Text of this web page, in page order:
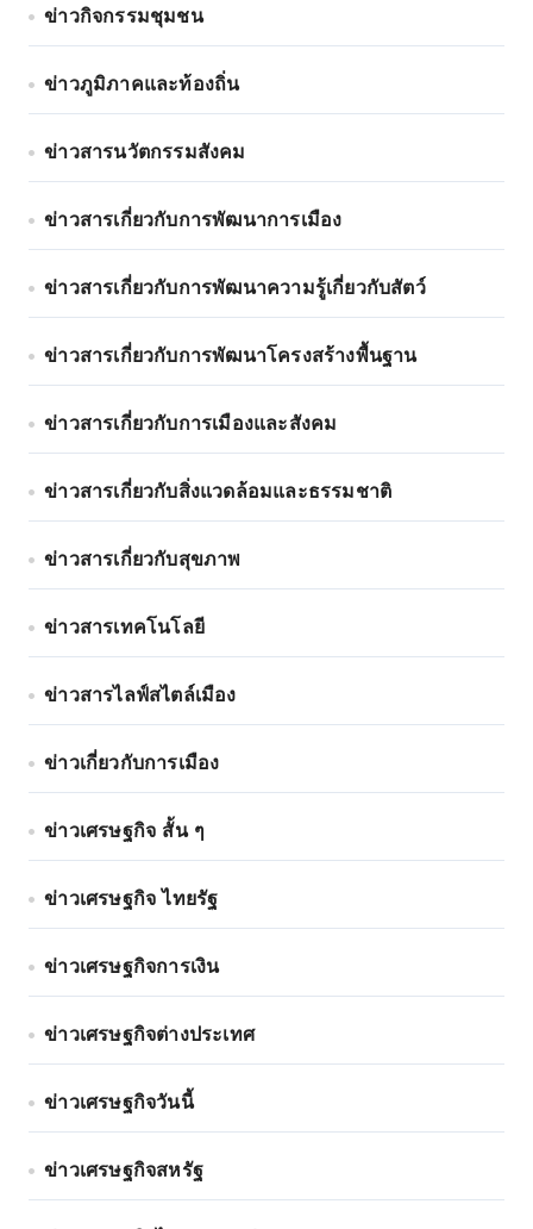
ข่าวกิจกรรมชุมชน
ข่าวภูมิภาคและท้องถิ่น
ข่าวสารนวัตกรรมสังคม
ข่าวสารเกี่ยวกับการพัฒนาการเมือง
ข่าวสารเกี่ยวกับการพัฒนาความรู้เกี่ยวกับสัตว์
ข่าวสารเกี่ยวกับการพัฒนาโครงสร้างพื้นฐาน
ข่าวสารเกี่ยวกับการเมืองและสังคม
ข่าวสารเกี่ยวกับสิ่งแวดล้อมและธรรมชาติ
ข่าวสารเกี่ยวกับสุขภาพ
ข่าวสารเทคโนโลยี
ข่าวสารไลฟ์สไตล์เมือง
ข่าวเกี่ยวกับการเมือง
ข่าวเศรษฐกิจ สั้น ๆ
ข่าวเศรษฐกิจ ไทยรัฐ
ข่าวเศรษฐกิจการเงิน
ข่าวเศรษฐกิจต่างประเทศ
ข่าวเศรษฐกิจวันนี้
ข่าวเศรษฐกิจสหรัฐ